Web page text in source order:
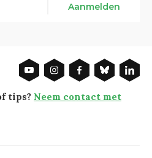
Aanmelden
tips? Neem contact met